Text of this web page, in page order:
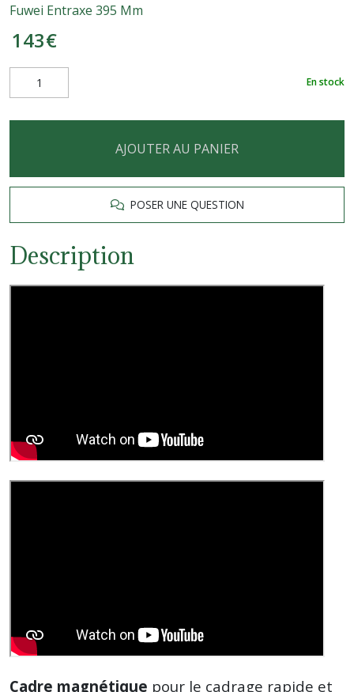
Fuwei Entraxe 395 Mm
143€
En stock
AJOUTER AU PANIER
POSER UNE QUESTION
Description
Cadre magnétique pour le cadrage rapide et